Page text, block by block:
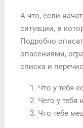
А что, если
ситуации, в
Подробно
опасениями,
списка и
Что у тебя
Чего у тебя
Что тебе